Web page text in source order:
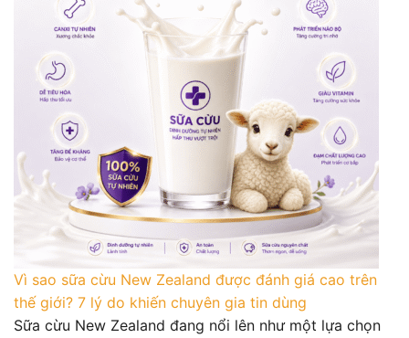
Vì sao sữa cừu New Zealand được đánh giá cao trên
thế giới? 7 lý do khiến chuyên gia tin dùng
Sữa cừu New Zealand đang nổi lên như một lựa chọn